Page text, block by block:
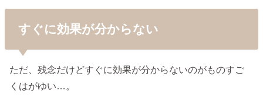
すぐに効果が分からない
ただ、残念だけどすぐに効果が分からないのがものすご
くはがゆい…。